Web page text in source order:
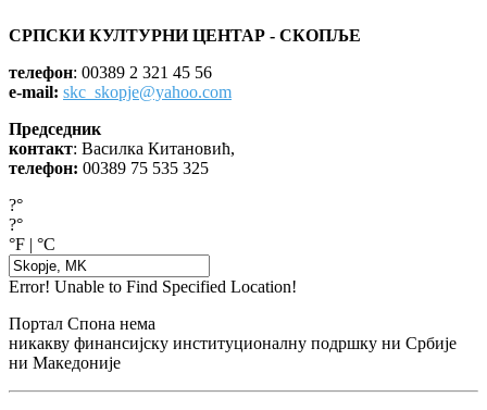
СРПСКИ КУЛТУРНИ ЦЕНТАР - СКОПЉЕ
телефон: 00389 2 321 45 56
e-mail: skc_skopje@yahoo.com
Председник
контакт: Василка Китановић,
телефон: 00389 75 535 325
?°
?°
°F | °C
Error! Unable to Find Specified Location!
Портал Спона нема
никакву финансијску институционалну подршку ни Србије
ни Македоније